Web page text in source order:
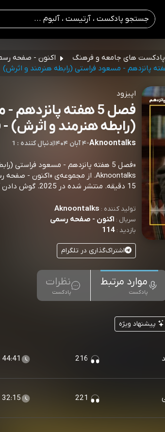
پادکست های جامعه و فرهنگ
اکنون - صفحه
اپیزود
فصل 5 هفته
(رابطه هنرمند و اثرش) -
Aknoontalks
-۴ آبان ۱۴۰۴ |1 : دنبال کننده
«فصل 5 هفته پانزدهم - مسعود فراستی
15 دقیقه. منتشر شده در 2025. گوش دادن آنلاین و رایگان در اکو موزیک.
تولید کننده : Aknoontalks
سریال : اکنون - صفحه رسمی
بازدید :114
اشتراک‌گذاری در تلگرام
موارد مرتبط
پادکست
نظرات
پادکست
پیشنهاد ویژه
44:41
32:15